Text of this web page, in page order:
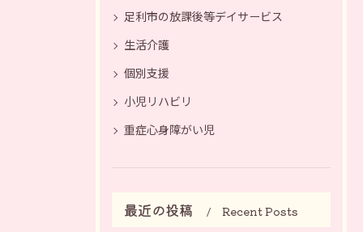
足利市の放課後等デイサービス
生活介護
個別支援
小児リハビリ
重症心身障がい児
最近の投稿 Recent Posts